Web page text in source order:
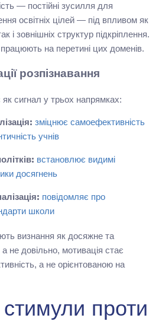
— постійні зусилля для
освітніх цілей — під впливом як
і зовнішніх структур підкріплення.
на перетині цих доменів.
розпізнавання
як сигнал у трьох напрямках:
зміцнює самоефективність
учнів
встановлює видимі
досягнень
повідомляє про
школи
визнання як досяжне та
не довільно, мотивація стає
а не орієнтованою на
стимули проти